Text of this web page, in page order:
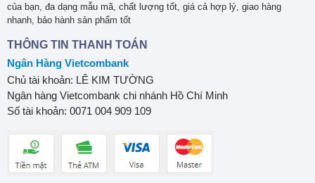
của bạn, đa dạng mẫu mã, chất lượng tốt, giá cả hợp lý, giao hàng
nhanh, bảo hành sản phẩm tốt
THÔNG TIN THANH TOÁN
Ngân Hàng Vietcombank
Chủ tài khoản: LÊ KIM TƯỜNG
Ngân hàng Vietcombank chi nhánh Hồ Chí Minh
Số tài khoản: 0071 004 909 109